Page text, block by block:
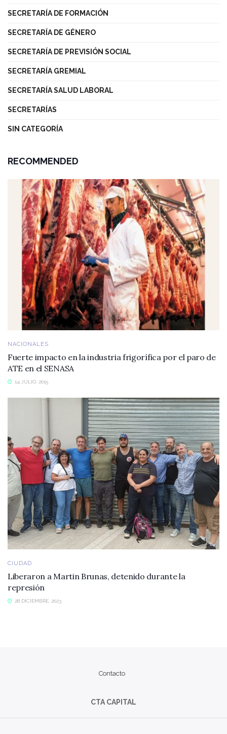
SECRETARÍA DE FORMACIÓN
SECRETARÍA DE GÉNERO
SECRETARÍA DE PREVISIÓN SOCIAL
SECRETARÍA GREMIAL
SECRETARÍA SALUD LABORAL
SECRETARÍAS
SIN CATEGORÍA
RECOMMENDED
NACIONALES
Fuerte impacto en la industria frigorífica por el paro de
ATE en el SENASA
14 JULIO, 2015
CIUDAD
Liberaron a Martin Brunas, detenido durante la
represión
28 DICIEMBRE, 2023
Contacto
CTA CAPITAL